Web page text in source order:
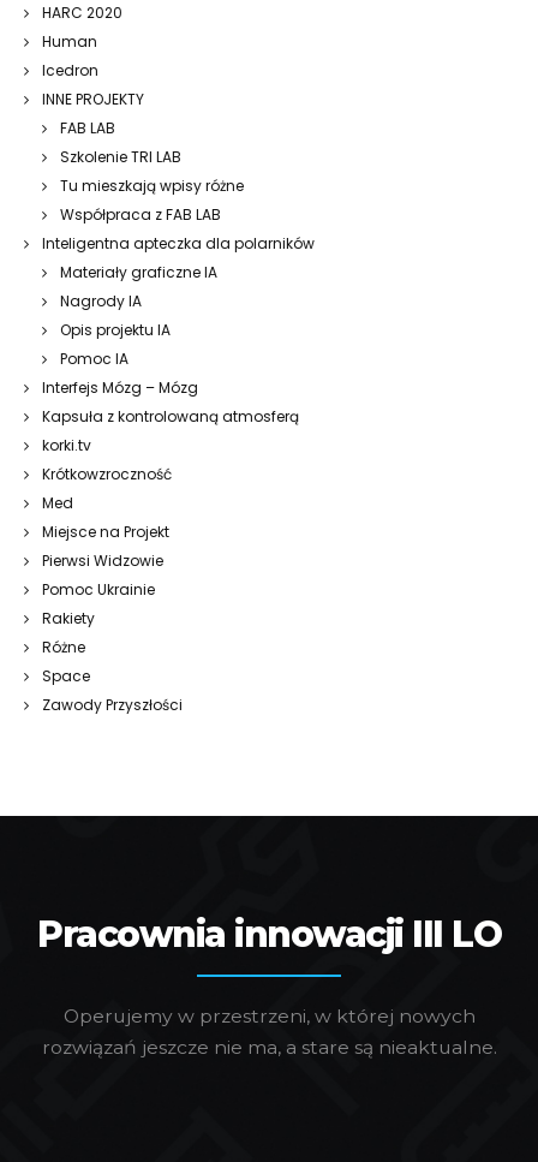
HARC 2020
Human
Icedron
INNE PROJEKTY
FAB LAB
Szkolenie TRI LAB
Tu mieszkają wpisy różne
Współpraca z FAB LAB
Inteligentna apteczka dla polarników
Materiały graficzne IA
Nagrody IA
Opis projektu IA
Pomoc IA
Interfejs Mózg – Mózg
Kapsuła z kontrolowaną atmosferą
korki.tv
Krótkowzroczność
Med
Miejsce na Projekt
Pierwsi Widzowie
Pomoc Ukrainie
Rakiety
Różne
Space
Zawody Przyszłości
Pracownia innowacji III LO
Operujemy w przestrzeni, w której nowych
rozwiązań jeszcze nie ma, a stare są nieaktualne.